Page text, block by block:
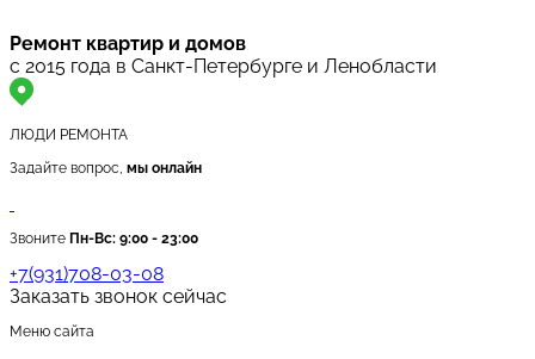
Ремонт квартир и домов
с 2015 года в Санкт-Петербурге и Ленобласти
ЛЮДИ РЕМОНТА
Задайте вопрос, мы онлайн
Звоните Пн-Вс: 9:00 - 23:00
+7(931)708-03-08
Заказать звонок сейчас
Меню сайта